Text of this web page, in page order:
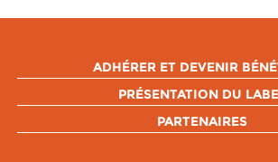
ADHÉRER ET DEVENIR
PRÉSENTATION DU
PARTENAIRES